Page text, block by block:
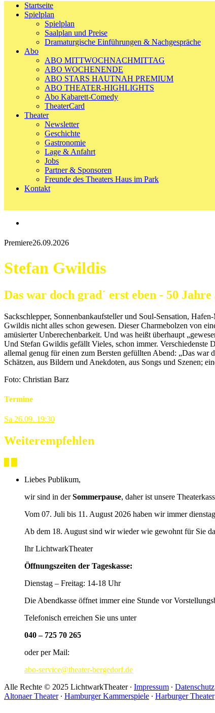
Startseite
Spielplan
Spielplan
Saalplan und Preise
Dramaturgische Einführungen & Nachgespräche
Abo
ABO MITTWOCHNACHMITTAG
ABO WOCHENENDE
ABO STARS HAUTNAH PREMIUM
ABO THEATER-HIGHLIGHTS
Abo Kabarett-Comedy
TheaterCard
Theater
Newsletter
Geschichte
Gastronomie
Lage & Anfahrt
Jobs
Partner & Sponsoren
Freunde des Theaters Haus im Park
Kontakt
Premiere26.09.2026
Stefan Gwildis
Das war doch grad´ erst eben - 50
Sackschlepper, Sonnenbankaufsteller und Soul-Sensation,
Gwildis nicht alles schon gewesen. Dieser Charmebolzen von
amüsierter Unberechenbarkeit. Und was heißt überhaupt
Und Stefan Gwildis gefällt Vieles, schon immer. Verschiedenste
allemal genug für einen zum Bersten gefüllten Abend: „Das war
Schätzen, aus Bildern und Anekdoten, aus Songs und Szenen;
Foto: Christian Barz
Termine
Sa 26.09. 19:30
Weiterempfehlen
Liebes Publikum,
wir sind in derSommerpause, daher ist unsere
Vom 07. Juli bis 11. August 2026 haben wir immer
Ab dem 18. August sind wir wieder wie gewohnt für Sie
Ihr LichtwarkTheater
Öffnungszeiten der Tageskasse:
Dienstag – Freitag: 14-18 Uhr
Die Abendkasse öffnet immer eine Stunde vor
Telefonisch erreichen Sie uns unter
040 – 725 70 265
oder per Mail:
abo-service@theater-bergedorf.de
Alle Rechte © 2025 LichtwarkTheater ∙ Impressum ∙ Datenschutz
Altonaer Theater∙ Hamburger Kammerspiele ∙ Harburger Theater